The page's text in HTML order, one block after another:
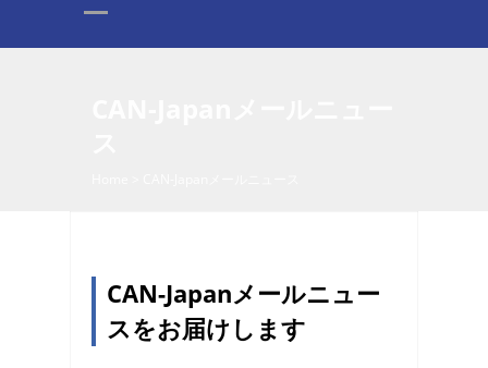
CAN-Japanメールニュー
スをお届けします